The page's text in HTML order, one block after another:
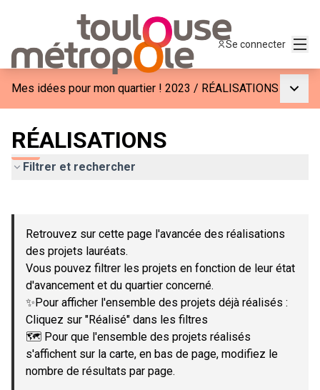
Se connecter
Mes idées pour mon quartier ! 2023 / RÉALISATIONS
RÉALISATIONS
Filtrer et rechercher
−
Retrouvez sur cette page l'avancée des réalisations
des projets lauréats.
Vous pouvez filtrer les projets en fonction de leur état
d'avancement et du quartier concerné.
✨Pour afficher l'ensemble des projets déjà réalisés :
Cliquez sur "Réalisé" dans les filtres
🗺️ Pour que l'ensemble des projets réalisés
s'affichent sur la carte, en bas de page, modifiez le
nombre de résultats par page.